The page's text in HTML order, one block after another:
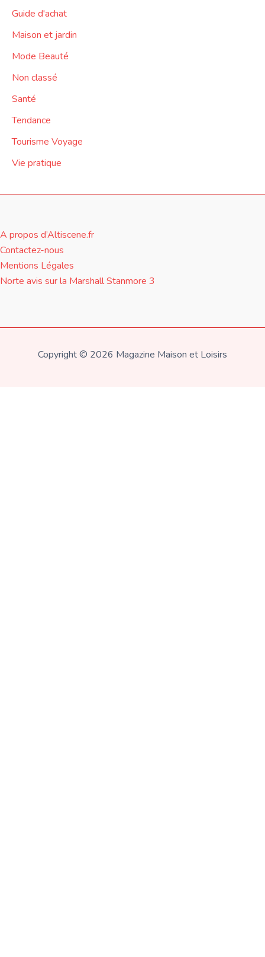
Guide d'achat
Maison et jardin
Mode Beauté
Non classé
Santé
Tendance
Tourisme Voyage
Vie pratique
A propos d’Altiscene.fr
Contactez-nous
Mentions Légales
Norte avis sur la Marshall Stanmore 3
Copyright © 2026 Magazine Maison et Loisirs